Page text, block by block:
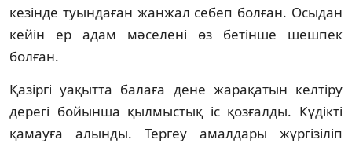
кезінде туындаған жанжал себеп болған. Осыдан
кейін ер адам мәселені өз бетінше шешпек
болған.
Қазіргі уақытта балаға дене жарақатын келтіру
дерегі бойынша қылмыстық іс қозғалды. Күдікті
қамауға алынды. Тергеу амалдары жүргізіліп